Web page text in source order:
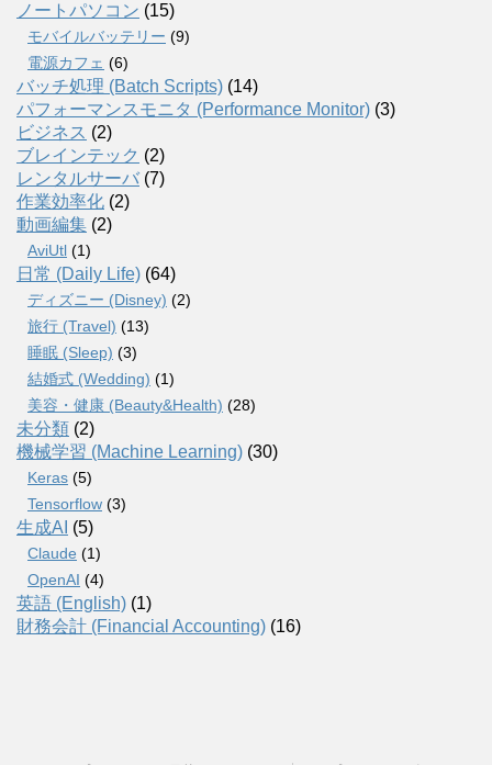
ノートパソコン (15)
モバイルバッテリー (9)
電源カフェ (6)
バッチ処理 (Batch Scripts) (14)
パフォーマンスモニタ (Performance Monitor) (3)
ビジネス (2)
ブレインテック (2)
レンタルサーバ (7)
作業効率化 (2)
動画編集 (2)
AviUtl (1)
日常 (Daily Life) (64)
ディズニー (Disney) (2)
旅行 (Travel) (13)
睡眠 (Sleep) (3)
結婚式 (Wedding) (1)
美容・健康 (Beauty&Health) (28)
未分類 (2)
機械学習 (Machine Learning) (30)
Keras (5)
Tensorflow (3)
生成AI (5)
Claude (1)
OpenAI (4)
英語 (English) (1)
財務会計 (Financial Accounting) (16)